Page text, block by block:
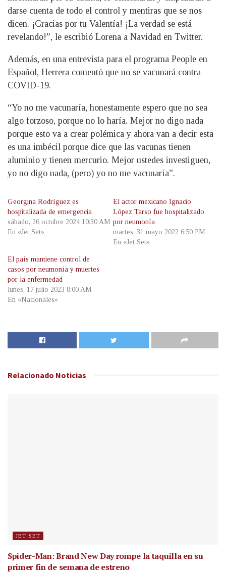
darse cuenta de todo el control y mentiras que se nos
dicen. ¡Gracias por tu Valentía! ¡La verdad se está
revelando!”, le escribió Lorena a Navidad en Twitter.
Además, en una entrevista para el programa People en
Español, Herrera comentó que no se vacunará contra
COVID-19.
“Yo no me vacunaría, honestamente espero que no sea
algo forzoso, porque no lo haría. Mejor no digo nada
porque esto va a crear polémica y ahora van a decir esta
es una imbécil porque dice que las vacunas tienen
aluminio y tienen mercurio. Mejor ustedes investiguen,
yo no digo nada, (pero) yo no me vacunaría”.
Georgina Rodríguez es
hospitalizada de emergencia
sábado, 26 octubre 2024 10:30 AM
En «Jet Set»
El actor mexicano Ignacio
López Tarso fue hospitalizado
por neumonía
martes, 31 mayo 2022 6:50 PM
En «Jet Set»
El país mantiene control de
casos por neumonía y muertes
por la enfermedad
lunes, 17 julio 2023 8:00 AM
En «Nacionales»
Relacionado Noticias
JET SET
Spider-Man: Brand New Day rompe la taquilla en su
primer fin de semana de estreno